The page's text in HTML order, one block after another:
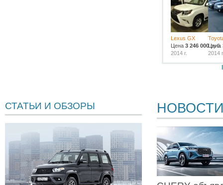
Lexus GX
Цена 3 246 000 руб.
2014 г.
Цена
2014
СТАТЬИ И ОБЗОРЫ НОВОСТИ